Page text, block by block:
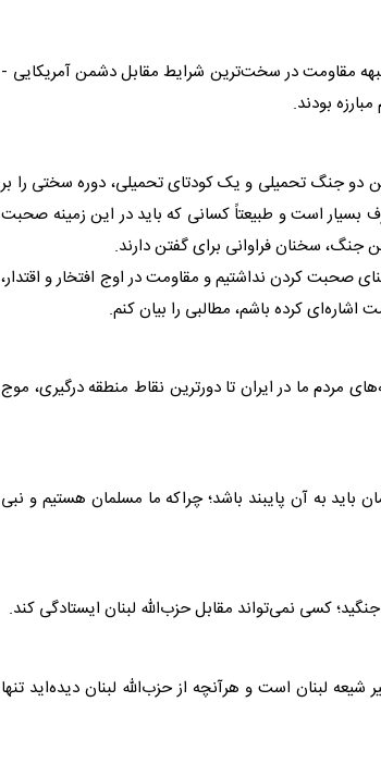
مقاومت در سخت‌ترین شرایط مقابل دشمن آمریکایی -
بودند.
دو جنگ تحمیلی و یک کودتای تحمیلی، دوره سختی را بر
بسیار است و طبیعتاً کسانی که باید در این زمینه صحبت
جنگ، سخنان فراوانی برای گفتن دارند.
صحبت کردن نداشتیم و مقاومت در اوج افتخار و اقتدار،
اشاره‌ای کرده باشم، مطالبی را بیان کنم.
مردم ما در ایران تا دورترین نقاط منطقه درگیری، موج
به آن پایبند باشد؛ چراکه ما مسلمان هستیم و نبی
لبنان است و هرآنچه از حزب‌الله لبنان دیده‌اید تنها